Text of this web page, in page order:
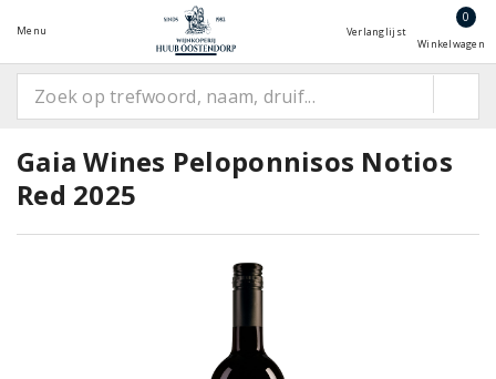
Menu Verlanglijst
0
Winkelwagen
Gaia Wines Peloponnisos Notios
Red 2025